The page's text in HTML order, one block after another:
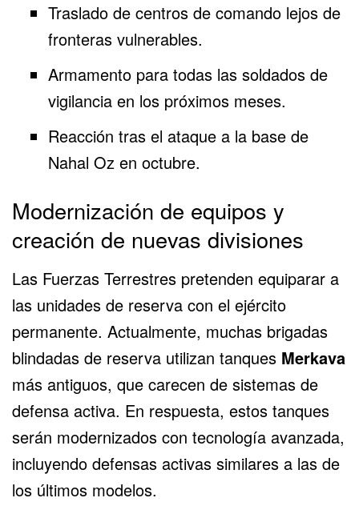
Traslado de centros de comando lejos de
fronteras vulnerables.
Armamento para todas las soldados de
vigilancia en los próximos meses.
Reacción tras el ataque a la base de
Nahal Oz en octubre.
Modernización de equipos y
creación de nuevas divisiones
Las Fuerzas Terrestres pretenden equiparar a
las unidades de reserva con el ejército
permanente. Actualmente, muchas brigadas
blindadas de reserva utilizan tanques Merkava
más antiguos, que carecen de sistemas de
defensa activa. En respuesta, estos tanques
serán modernizados con tecnología avanzada,
incluyendo defensas activas similares a las de
los últimos modelos.